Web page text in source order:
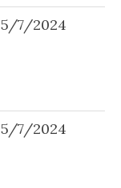
DATA
INREGISTRARII
5/7/2024
5/7/2024